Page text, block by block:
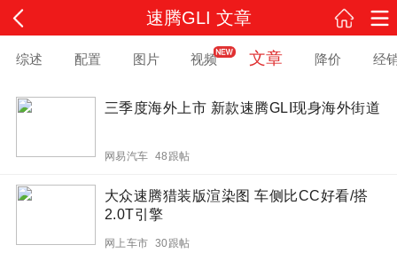
速腾GLI 文章
综述 配置 图片 视频 文章 降价 经
三季度海外上市 新款速腾GLI现身海外街道
网易汽车 48跟帖
大众速腾猎装版渲染图 车侧比CC好看/搭
2.0T引擎
网上车市 30跟帖